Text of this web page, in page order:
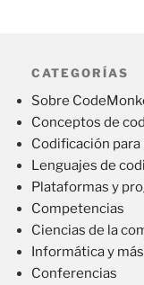
CATEGORÍAS
Sobre
Conceptos de
Codificación para
Lenguajes de
Plataformas y
Competencias
Ciencias de la
Informática y
Conferencias